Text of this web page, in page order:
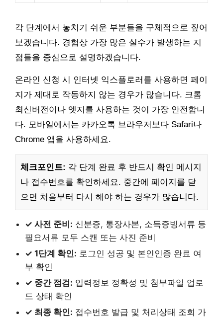
각 단계에서 놓치기 쉬운 부분들을 구체적으로 짚어
보겠습니다. 경험상 가장 많은 실수가 발생하는 지
점들을 중심으로 설명하겠습니다.
온라인 신청 시 인터넷 익스플로러를 사용하면 페이
지가 제대로 작동하지 않는 경우가 많습니다. 크롬
최신버전이나 엣지를 사용하는 것이 가장 안전합니
다. 모바일에서는 카카오톡 브라우저보다 Safari나
Chrome 앱을 사용하세요.
체크포인트: 각 단계 완료 후 반드시 확인 메시지
나 접수번호를 확인하세요. 중간에 페이지를 닫
으면 처음부터 다시 해야 하는 경우가 많습니다.
✓ 사전 준비: 신분증, 통장사본, 소득증빙서류 등
필요서류 모두 스캔 또는 사진 준비
✓ 1단계 확인: 로그인 성공 및 본인인증 완료 여
부 확인
✓ 중간 점검: 입력정보 정확성 및 첨부파일 업로
드 상태 확인
✓ 최종 확인: 접수번호 발급 및 처리상태 조회 가